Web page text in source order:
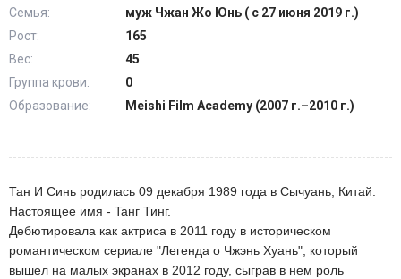
Семья:
муж Чжан Жо Юнь ( с 27 июня 2019 г.)
Рост:
165
Вес:
45
Группа крови:
0
Образование:
Meishi Film Academy (2007 г.–2010 г.)
Тан И Синь родилась 09 декабря 1989 года в Сычуань, Китай.
Настоящее имя - Taнг Тинг.
Дебютировала как актриса в 2011 году в историческом
романтическом сериале "Легенда о Чжэнь Хуань", который
вышел на малых экранах в 2012 году, сыграв в нем роль